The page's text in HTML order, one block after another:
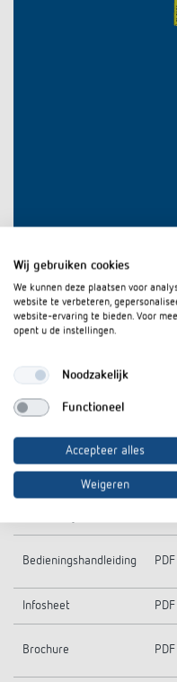
Downloads
Information Notice EU
Data Act
CE declaration of
Bedieningshandleiding PDF
Infosheet PDF
Brochure PDF
Wij gebruiken cookies
We kunnen deze plaatsen voor
website te verbeteren,
website-ervaring te bieden. Voor
opent u de instellingen.
Noodzakelijk
Functioneel
Accepteer alles
Weigeren